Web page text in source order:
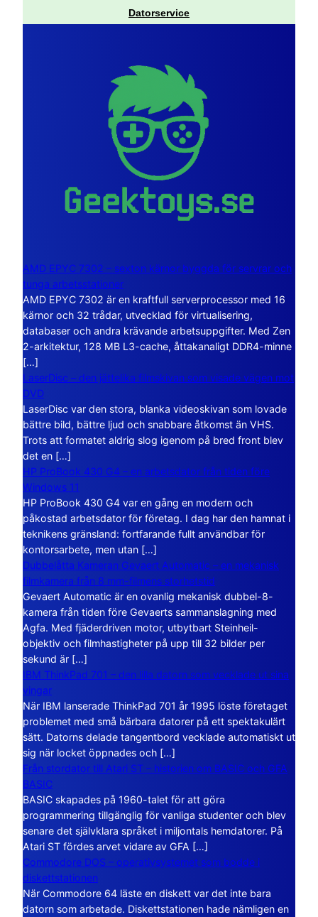
Datorservice
AMD EPYC 7302 – sexton kärnor byggda för servrar och
tunga arbetsstationer
AMD EPYC 7302 är en kraftfull serverprocessor med 16
kärnor och 32 trådar, utvecklad för virtualisering,
databaser och andra krävande arbetsuppgifter. Med Zen
2-arkitektur, 128 MB L3-cache, åttakanaligt DDR4-minne
[…]
LaserDisc – den jättelika filmskivan som visade vägen mot
DVD
LaserDisc var den stora, blanka videoskivan som lovade
bättre bild, bättre ljud och snabbare åtkomst än VHS.
Trots att formatet aldrig slog igenom på bred front blev
det en […]
HP ProBook 430 G4 – en arbetsdator från tiden före
Windows 11
HP ProBook 430 G4 var en gång en modern och
påkostad arbetsdator för företag. I dag har den hamnat i
teknikens gränsland: fortfarande fullt användbar för
kontorsarbete, men utan […]
Dubbelåtta Kameran Gevaert Automatic – en mekanisk
filmkamera från 8 mm-filmens storhetstid
Gevaert Automatic är en ovanlig mekanisk dubbel-8-
kamera från tiden före Gevaerts sammanslagning med
Agfa. Med fjäderdriven motor, utbytbart Steinheil-
objektiv och filmhastigheter på upp till 32 bilder per
sekund är […]
IBM ThinkPad 701 – den lilla datorn som vecklade ut sina
vingar
När IBM lanserade ThinkPad 701 år 1995 löste företaget
problemet med små bärbara datorer på ett spektakulärt
sätt. Datorns delade tangentbord vecklade automatiskt ut
sig när locket öppnades och […]
Från stordator till Atari ST – historien om BASIC och GFA
BASIC
BASIC skapades på 1960-talet för att göra
programmering tillgänglig för vanliga studenter och blev
senare det självklara språket i miljontals hemdatorer. På
Atari ST fördes arvet vidare av GFA […]
Commodore DOS – operativsystemet som bodde i
diskettstationen
När Commodore 64 läste en diskett var det inte bara
datorn som arbetade. Diskettstationen hade nämligen en